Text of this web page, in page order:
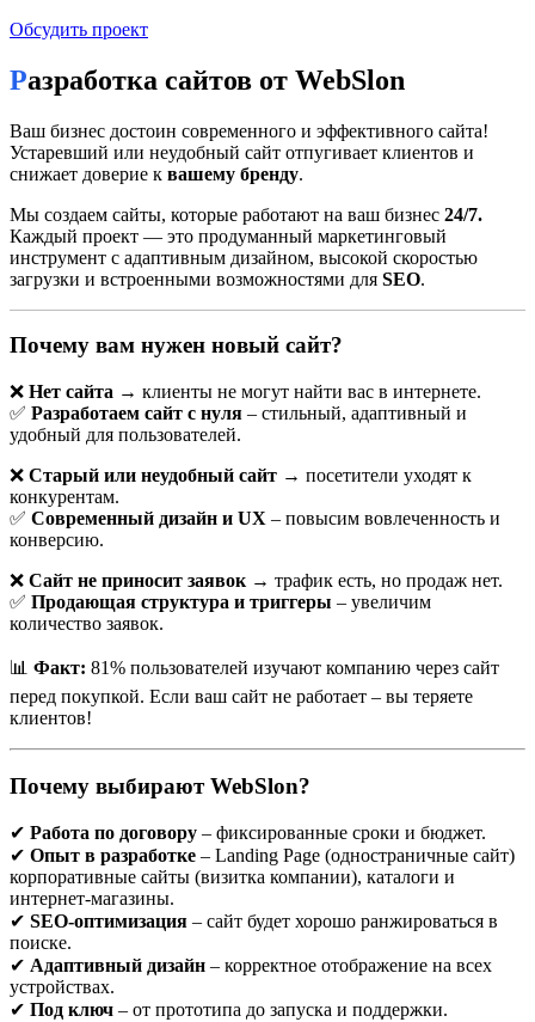
Обсудить проект
Разработка сайтов от WebSlon
Ваш бизнес достоин современного и эффективного сайта!
Устаревший или неудобный сайт отпугивает клиентов и
снижает доверие к вашему бренду.
Мы создаем сайты, которые работают на ваш бизнес 24/7.
Каждый проект — это продуманный маркетинговый
инструмент с адаптивным дизайном, высокой скоростью
загрузки и встроенными возможностями для SEO.
Разработка и продвижение сайтов в Витебске.
сайтов Витебск. раскрутка сайтов Витебск. создание сайтов в
Витебске.
Почему вам нужен новый сайт?
❌ Нет сайта → клиенты не могут найти вас в интернете.
✅ Разработаем сайт с нуля – стильный, адаптивный и
удобный для пользователей.
❌ Старый или неудобный сайт → посетители уходят к
конкурентам.
✅ Современный дизайн и UX – повысим вовлеченность и
конверсию.
❌ Сайт не приносит заявок → трафик есть, но продаж нет.
✅ Продающая структура и триггеры – увеличим
количество заявок.
📊 Факт: 81% пользователей изучают компанию через сайт
перед покупкой. Если ваш сайт не работает – вы теряете
клиентов!
Почему выбирают WebSlon?
✔ Работа по договору – фиксированные сроки и бюджет.
✔ Опыт в разработке – Landing Page (одностраничные сайт)
корпоративные сайты (визитка компании), каталоги и
интернет-магазины.
✔ SEO-оптимизация – сайт будет хорошо ранжироваться в
поиске.
✔ Адаптивный дизайн – корректное отображение на всех
устройствах.
✔ Под ключ – от прототипа до запуска и поддержки.